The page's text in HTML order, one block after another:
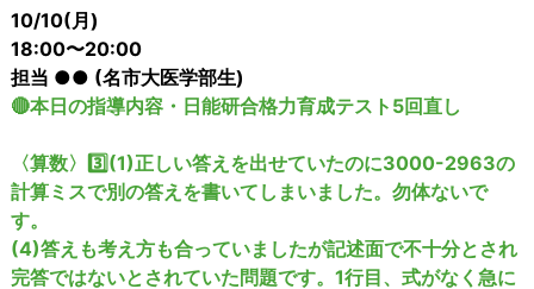
10/10(月)
18:00〜20:00
担当 ●● (名市大医学部生)
🔴本日の指導内容・日能研合格力育成テスト5回直し
〈算数〉
3️⃣(1)正しい答えを出せていたのに3000-2963の
計算ミスで別の答えを書いてしまいました。勿体ないで
す。
(4)答えも考え方も合っていましたが記述面で不十分とされ
完答ではないとされていた問題です。1行目、式がなく急に